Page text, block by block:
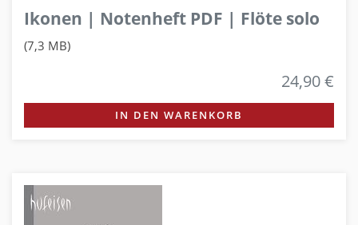
Ikonen | Notenheft PDF | Flöte solo
(7,3 MB)
24,90 €
IN DEN WARENKORB